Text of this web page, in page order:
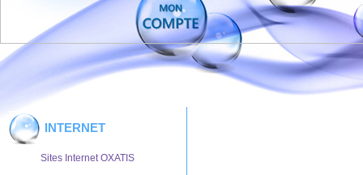
INTERNET
Sites Internet OXATIS